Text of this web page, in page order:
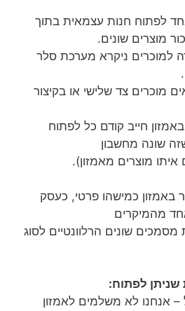
לפתוח חנות עצמאית בתוך
מוצרים שונים.
למוכרים ניקרא מערכת סלר
מוכרים צד שלישי או בקיצור
חייב קודם כל לפתוח
שונה מחשבון
מוצרים מאמזון).
באמזון כמישהו פרטי, כעסק
מהמיקרים
שונים הרלוונטיים לסוג
– אנחנו לא משלמים לאמזון